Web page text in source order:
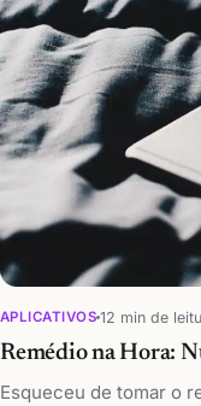
APLICATIVOS 12 min de
Remédio na Hora:
Esqueceu de tomar o